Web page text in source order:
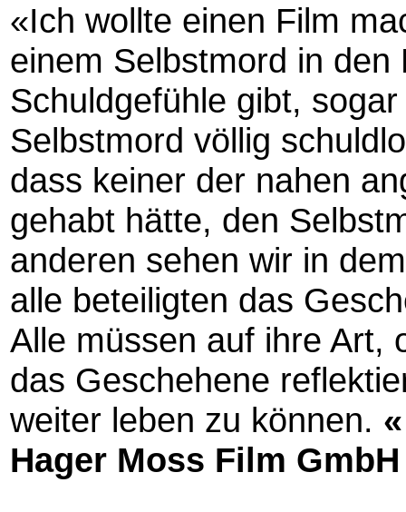
«Ich wollte einen Film
einem Selbstmord in
Schuldgefühle gibt,
Selbstmord völlig
dass keiner der nahen
gehabt hätte, den
anderen sehen wir in
alle beteiligten das
Alle müssen auf ihre Art,
das Geschehene
weiter leben zu können.
Hager Moss Film GmbH